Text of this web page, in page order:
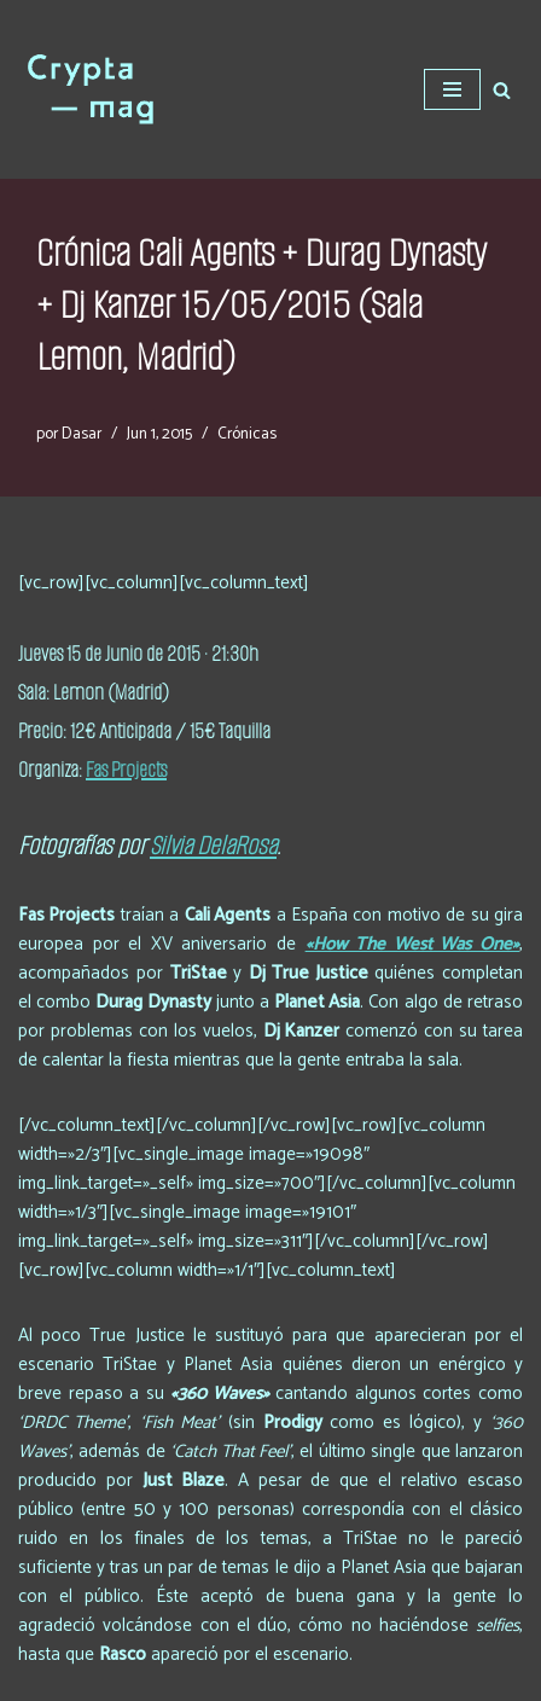
Saltar
contenido
Crónica Cali Agents + Durag Dynasty
+ Dj Kanzer 15/05/2015 (Sala
Lemon, Madrid)
porDasar Jun 1, 2015 Crónicas
[vc_row][vc_column][vc_column_text]
Jueves 15 de Junio de 2015· 21:30h
Sala:Lemon (Madrid)
Precio:12€ Anticipada / 15€ Taquilla
Organiza:Fas Projects
Fotografías porSilvia DelaRosa.
Fas Projectstraían a Cali Agents a España con motivo de su gira
europea por el XV aniversario de«How The West Was One»,
acompañados por TriStaey Dj True Justicequiénes completan
el combo Durag Dynastyjunto a Planet Asia. Con algo de retraso
por problemas con los vuelos, Dj Kanzercomenzó con su tarea
de calentar la fiesta mientras que la gente entraba la sala.
[/vc_column_text][/vc_column][/vc_row][vc_row][vc_column
width=»2/3″][vc_single_image image=»19098″
img_link_target=»_self» img_size=»700″][/vc_column][vc_column
width=»1/3″][vc_single_image image=»19101″
img_link_target=»_self» img_size=»311″][/vc_column][/vc_row]
[vc_row][vc_column width=»1/1″][vc_column_text]
Al poco True Justice le sustituyó para que aparecieran por el
escenario TriStae y Planet Asia quiénes dieron un enérgico y
breve repaso a su «360 Waves»cantando algunos cortes como
‘DRDC Theme’, ‘Fish Meat’(sin Prodigycomo es lógico), y ‘360
Waves’, además de ‘Catch That Feel’, el último single que lanzaron
producido por Just Blaze. A pesar de que el relativo escaso
público (entre 50 y 100 personas) correspondía con el clásico
ruido en los finales de los temas, a TriStae no le pareció
suficiente y tras un par de temas le dijo a Planet Asia que bajaran
con el público. Éste aceptó de buena gana y la gente lo
agradeció volcándose con el dúo, cómo no haciéndose selfies,
hasta que Rascoapareció por el escenario.